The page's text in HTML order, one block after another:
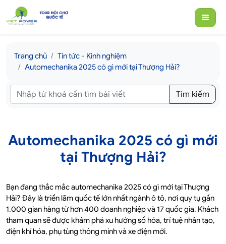
Trang chủ
Tin tức - Kinh nghiệm
Automechanika 2025 có gì mới tại Thượng Hải?
Tìm kiếm
Automechanika 2025 có gì mới
tại Thượng Hải?
Bạn đang thắc mắc automechanika 2025 có gì mới tại Thượng
Hải? Đây là triển lãm quốc tế lớn nhất ngành ô tô, nơi quy tụ gần
1.000 gian hàng từ hơn 400 doanh nghiệp và 17 quốc gia. Khách
tham quan sẽ được khám phá xu hướng số hóa, trí tuệ nhân tạo,
điện khí hóa, phụ tùng thông minh và xe điện mới.